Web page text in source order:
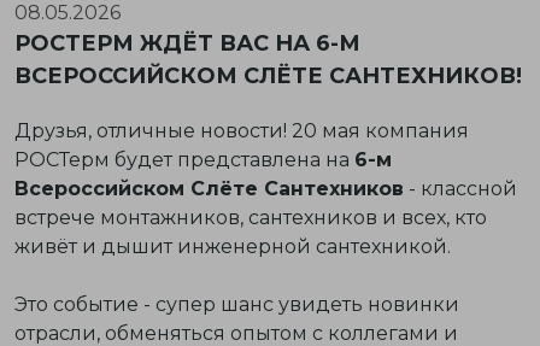
08.05.2026
РОСТЕРМ ЖДЁТ ВАС НА 6-М
ВСЕРОССИЙСКОМ СЛЁТЕ САНТЕХНИКОВ!
Друзья, отличные новости! 20 мая компания
РОСТерм будет представлена на 6-м
Всероссийском Слёте Сантехников - классной
встрече монтажников, сантехников и всех, кто
живёт и дышит инженерной сантехникой.
Это событие - супер шанс увидеть новинки
отрасли, обменяться опытом с коллегами и